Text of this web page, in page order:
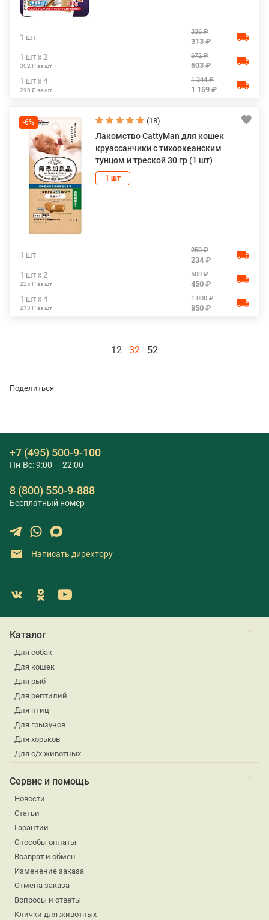
1 шт
336 ₽
313 ₽
1 шт х 2
302 ₽ за шт
672 ₽
603 ₽
1 шт х 4
290 ₽ за шт
1 344 ₽
1 159 ₽
-6% (18)
Лакомство CattyMan для кошек
круассанчики с тихоокеанским
тунцом и треской 30 гр (1 шт)
1 шт
1 шт
250 ₽
234 ₽
1 шт х 2
225 ₽ за шт
500 ₽
450 ₽
1 шт х 4
213 ₽ за шт
1 000 ₽
850 ₽
12 32 52
Поделиться
+7 (495) 500-9-100
Пн-Вс: 9:00 — 22:00
8 (800) 550-9-888
Бесплатный номер
Написать директору
Каталог
Для собак
Для кошек
Для рыб
Для рептилий
Для птиц
Для грызунов
Для хорьков
Для с/х животных
Сервис и помощь
Новости
Статьи
Гарантии
Способы оплаты
Возврат и обмен
Изменение заказа
Отмена заказа
Вопросы и ответы
Клички для животных